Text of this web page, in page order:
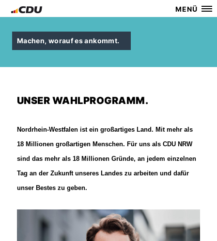
MENÜ
Machen, worauf es ankommt.
UNSER WAHLPROGRAMM.
Nordrhein-Westfalen ist ein großartiges Land. Mit mehr als
18 Millionen großartigen Menschen. Für uns als CDU NRW
sind das mehr als 18 Millionen Gründe, an jedem einzelnen
Tag an der Zukunft unseres Landes zu arbeiten und dafür
unser Bestes zu geben.